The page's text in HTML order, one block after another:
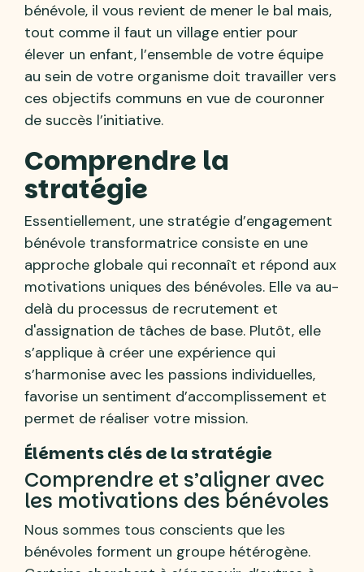
bénévole, il vous revient de mener le bal mais,
tout comme il faut un village entier pour
élever un enfant, l’ensemble de votre équipe
au sein de votre organisme doit travailler vers
ces objectifs communs en vue de couronner
de succès l’initiative.
Comprendre la
stratégie
Essentiellement, une stratégie d’engagement
bénévole transformatrice consiste en une
approche globale qui reconnaît et répond aux
motivations uniques des bénévoles. Elle va au-
delà du processus de recrutement et
d'assignation de tâches de base. Plutôt, elle
s’applique à créer une expérience qui
s’harmonise avec les passions individuelles,
favorise un sentiment d’accomplissement et
permet de réaliser votre mission.
Éléments clés de la stratégie
Comprendre et s’aligner avec
les motivations des bénévoles
Nous sommes tous conscients que les
bénévoles forment un groupe hétérogène.